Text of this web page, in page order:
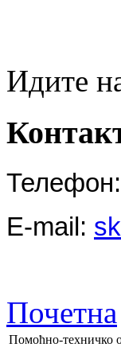
Идите
E-mail:
Почетна
Помоћно-техничко